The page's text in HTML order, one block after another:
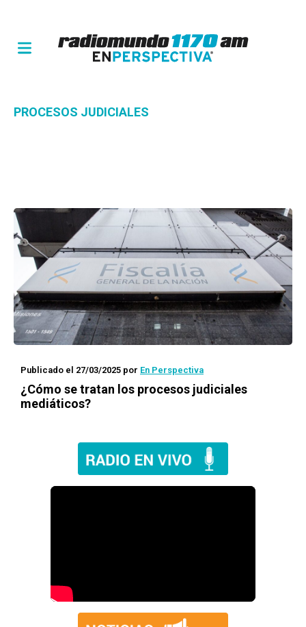
PROCESOS JUDICIALES
Publicado el 27/03/2025 por En Perspectiva
¿Cómo se tratan los procesos judiciales
mediáticos?